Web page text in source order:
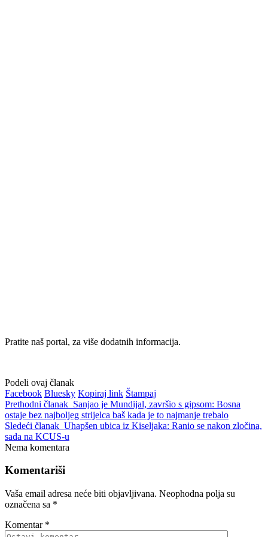
Pratite naš portal, za više dodatnih informacija.
Podeli ovaj članak
Facebook Bluesky Kopiraj link Štampaj
Prethodni članak Sanjao je Mundijal, završio s gipsom: Bosna
ostaje bez najboljeg strijelca baš kada je to najmanje trebalo
Sledeći članak Uhapšen ubica iz Kiseljaka: Ranio se nakon zločina,
sada na KCUS-u
Nema komentara
Komentariši
Vaša email adresa neće biti objavljivana. Neophodna polja su
označena sa *
Komentar *